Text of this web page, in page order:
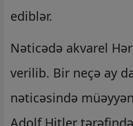
ediblər.
Nəticədə akvarel
verilib. Bir neçə ay
nəticəsində
Adolf Hitler